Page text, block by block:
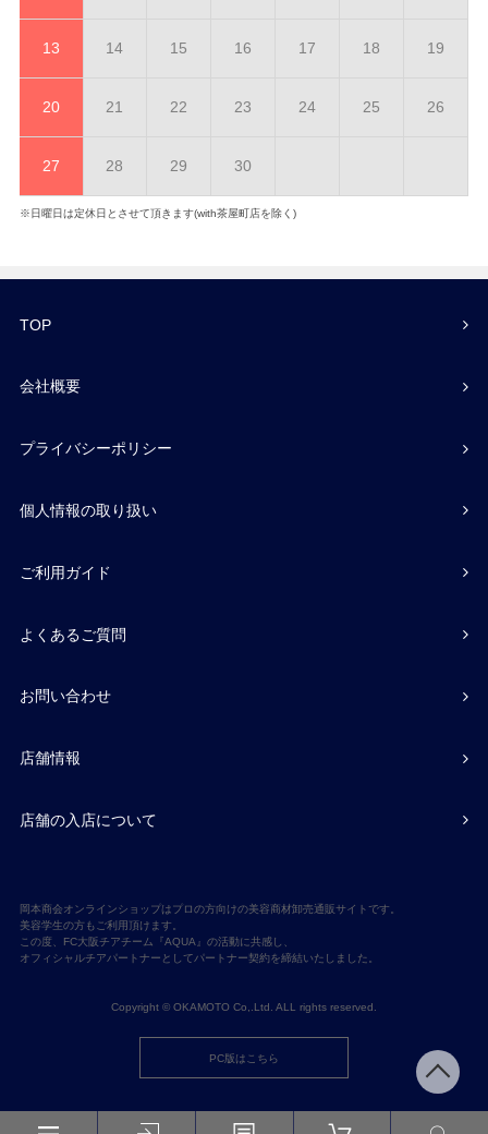
13 14 15 16 17 18 19
20 21 22 23 24 25 26
27 28 29 30
※日曜日は定休日とさせて頂きます(with茶屋町店を除く)
TOP
会社概要
プライバシーポリシー
個人情報の取り扱い
ご利用ガイド
よくあるご質問
お問い合わせ
店舗情報
店舗の入店について
岡本商会オンラインショップはプロの方向けの美容商材卸売通販サイトです。
美容学生の方もご利用頂けます。
この度、FC大阪チアチーム『AQUA』の活動に共感し、
オフィシャルチアパートナーとしてパートナー契約を締結いたしました。
Copyright © OKAMOTO Co,.Ltd. ALL rights reserved.
PC版はこちら